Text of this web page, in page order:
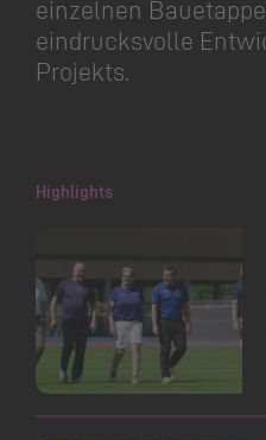
einzelnen
eindrucksvolle
Projekts.
Highlights